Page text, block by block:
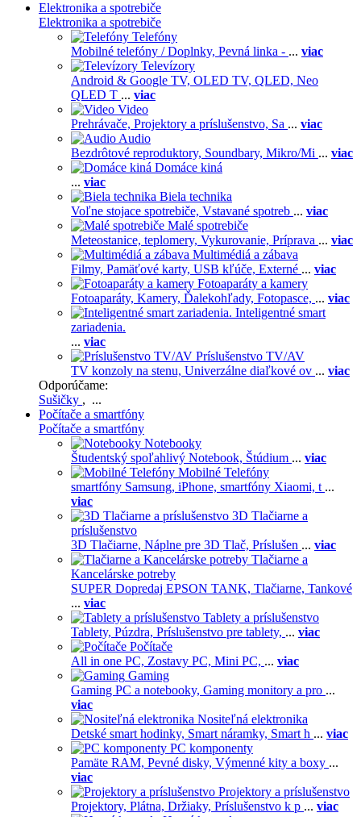
Elektronika a spotrebiče
Elektronika a spotrebiče
Telefóny
Mobilné telefóny / Doplnky, Pevná linka - ... viac
Televízory
Android & Google TV, OLED TV, QLED, Neo
QLED T ... viac
Video
Prehrávače, Projektory a príslušenstvo, Sa ... viac
Audio
Bezdrôtové reproduktory, Soundbary, Mikro/Mi ... viac
Domáce kiná
... viac
Biela technika
Voľne stojace spotrebiče, Vstavané spotreb ... viac
Malé spotrebiče
Meteostanice, teplomery, Vykurovanie, Príprava ... viac
Multimédiá a zábava
Filmy, Pamäťové karty, USB kľúče, Externé ... viac
Fotoaparáty a kamery
Fotoaparáty, Kamery, Ďalekohľady, Fotopasce, ... viac
Inteligentné smart
zariadenia.
... viac
Príslušenstvo TV/AV
TV konzoly na stenu, Univerzálne diaľkové ov ... viac
Odporúčame:
Sušičky , ...
Počítače a smartfóny
Počítače a smartfóny
Notebooky
Študentský spoľahlivý Notebook, Štúdium ... viac
Mobilné Telefóny
smartfóny Samsung, iPhone, smartfóny Xiaomi, t ...
viac
3D Tlačiarne a
príslušenstvo
3D Tlačiarne, Náplne pre 3D Tlač, Príslušen ... viac
Tlačiarne a
Kancelárske potreby
SUPER Dopredaj EPSON TANK, Tlačiarne, Tankové
... viac
Tablety a príslušenstvo
Tablety, Púzdra, Príslušenstvo pre tablety, ... viac
Počítače
All in one PC, Zostavy PC, Mini PC, ... viac
Gaming
Gaming PC a notebooky, Gaming monitory a pro ...
viac
Nositeľná elektronika
Detské smart hodinky, Smart náramky, Smart h ... viac
PC komponenty
Pamäte RAM, Pevné disky, Výmenné kity a boxy ...
viac
Projektory a príslušenstvo
Projektory, Plátna, Držiaky, Príslušenstvo k p ... viac